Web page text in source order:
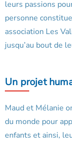
leurs passions
personne
association Les
jusqu’au bout de
Un projet
Maud et Mélanie
du monde pour
enfants et ainsi,